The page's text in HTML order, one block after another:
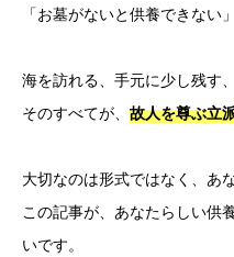
「お墓がないと供養できない
海を訪れる、手元に少し残す
そのすべてが、 故人を尊ぶ立
大切なのは形式ではなく、あ
この記事が、あなたらしい供
いです。